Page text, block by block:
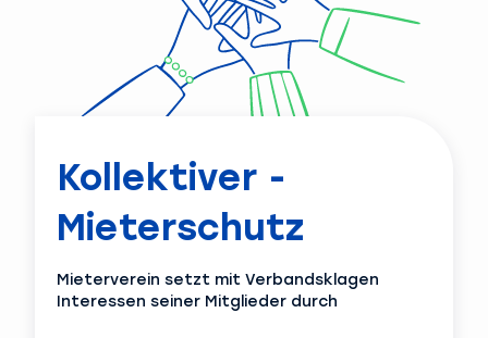
Kollektiver ­
Mieterschutz
Mieterverein setzt mit Verbandsklagen
Interessen seiner Mitglieder durch